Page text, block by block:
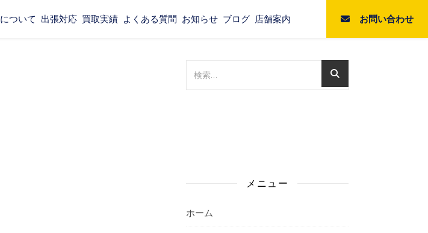
ついて 出張対応 買取実績 よくある質問 お知らせ ブログ 店舗案内 お問い合わせ
メニュー
ホーム